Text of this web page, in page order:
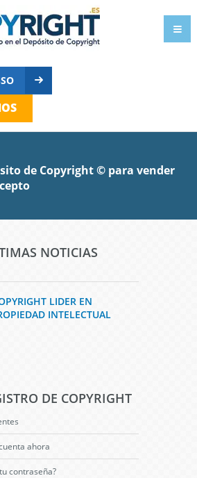
de Copyright © para vender
NOTICIAS
LIDER EN
INTELECTUAL
DE COPYRIGHT
ahora
contraseña?